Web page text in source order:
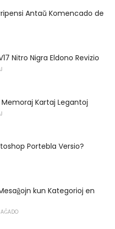
Antaŭ Komencado de
Nitro Nigra Eldono Revizio
Kartaj Legantoj
Portebla Versio?
kun Kategorioj en